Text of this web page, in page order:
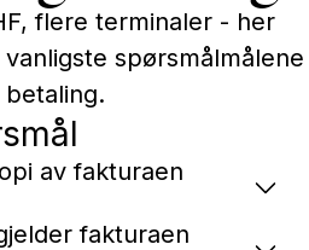
flere terminaler - her
spørsmålmålene
av fakturaen
fakturaen